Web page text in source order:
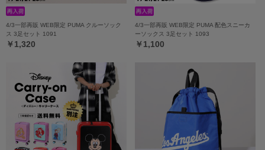
4/3一部再販 WEB限定 PUMA クルーソック
ス 3足セット 1091
￥1,320
4/3一部再販 WEB限定 PUMA 配色スニーカ
ーソックス 3足セット 1093
￥1,100